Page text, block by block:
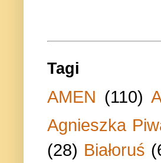
Tagi
AMEN (110)
Agnieszka
(28) Białoruś